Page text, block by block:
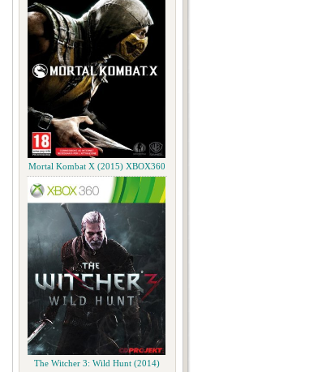
Mortal Kombat X (2015) XBOX360
The Witcher 3: Wild Hunt (2014)